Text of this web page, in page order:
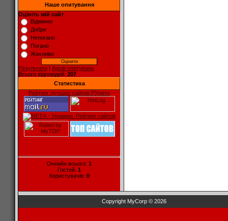
Наше опитування
Оцініть мій сайт
Відмінно
Добре
Непогано
Погано
Жахливо
Результати | Архів опитувань
Всього відповідей: 207
Статистика
Рейтинг лучших сайтов РУнета
Онлайн всього: 1
Гостей: 1
Користувачів: 0
Copyright MyCorp © 2026